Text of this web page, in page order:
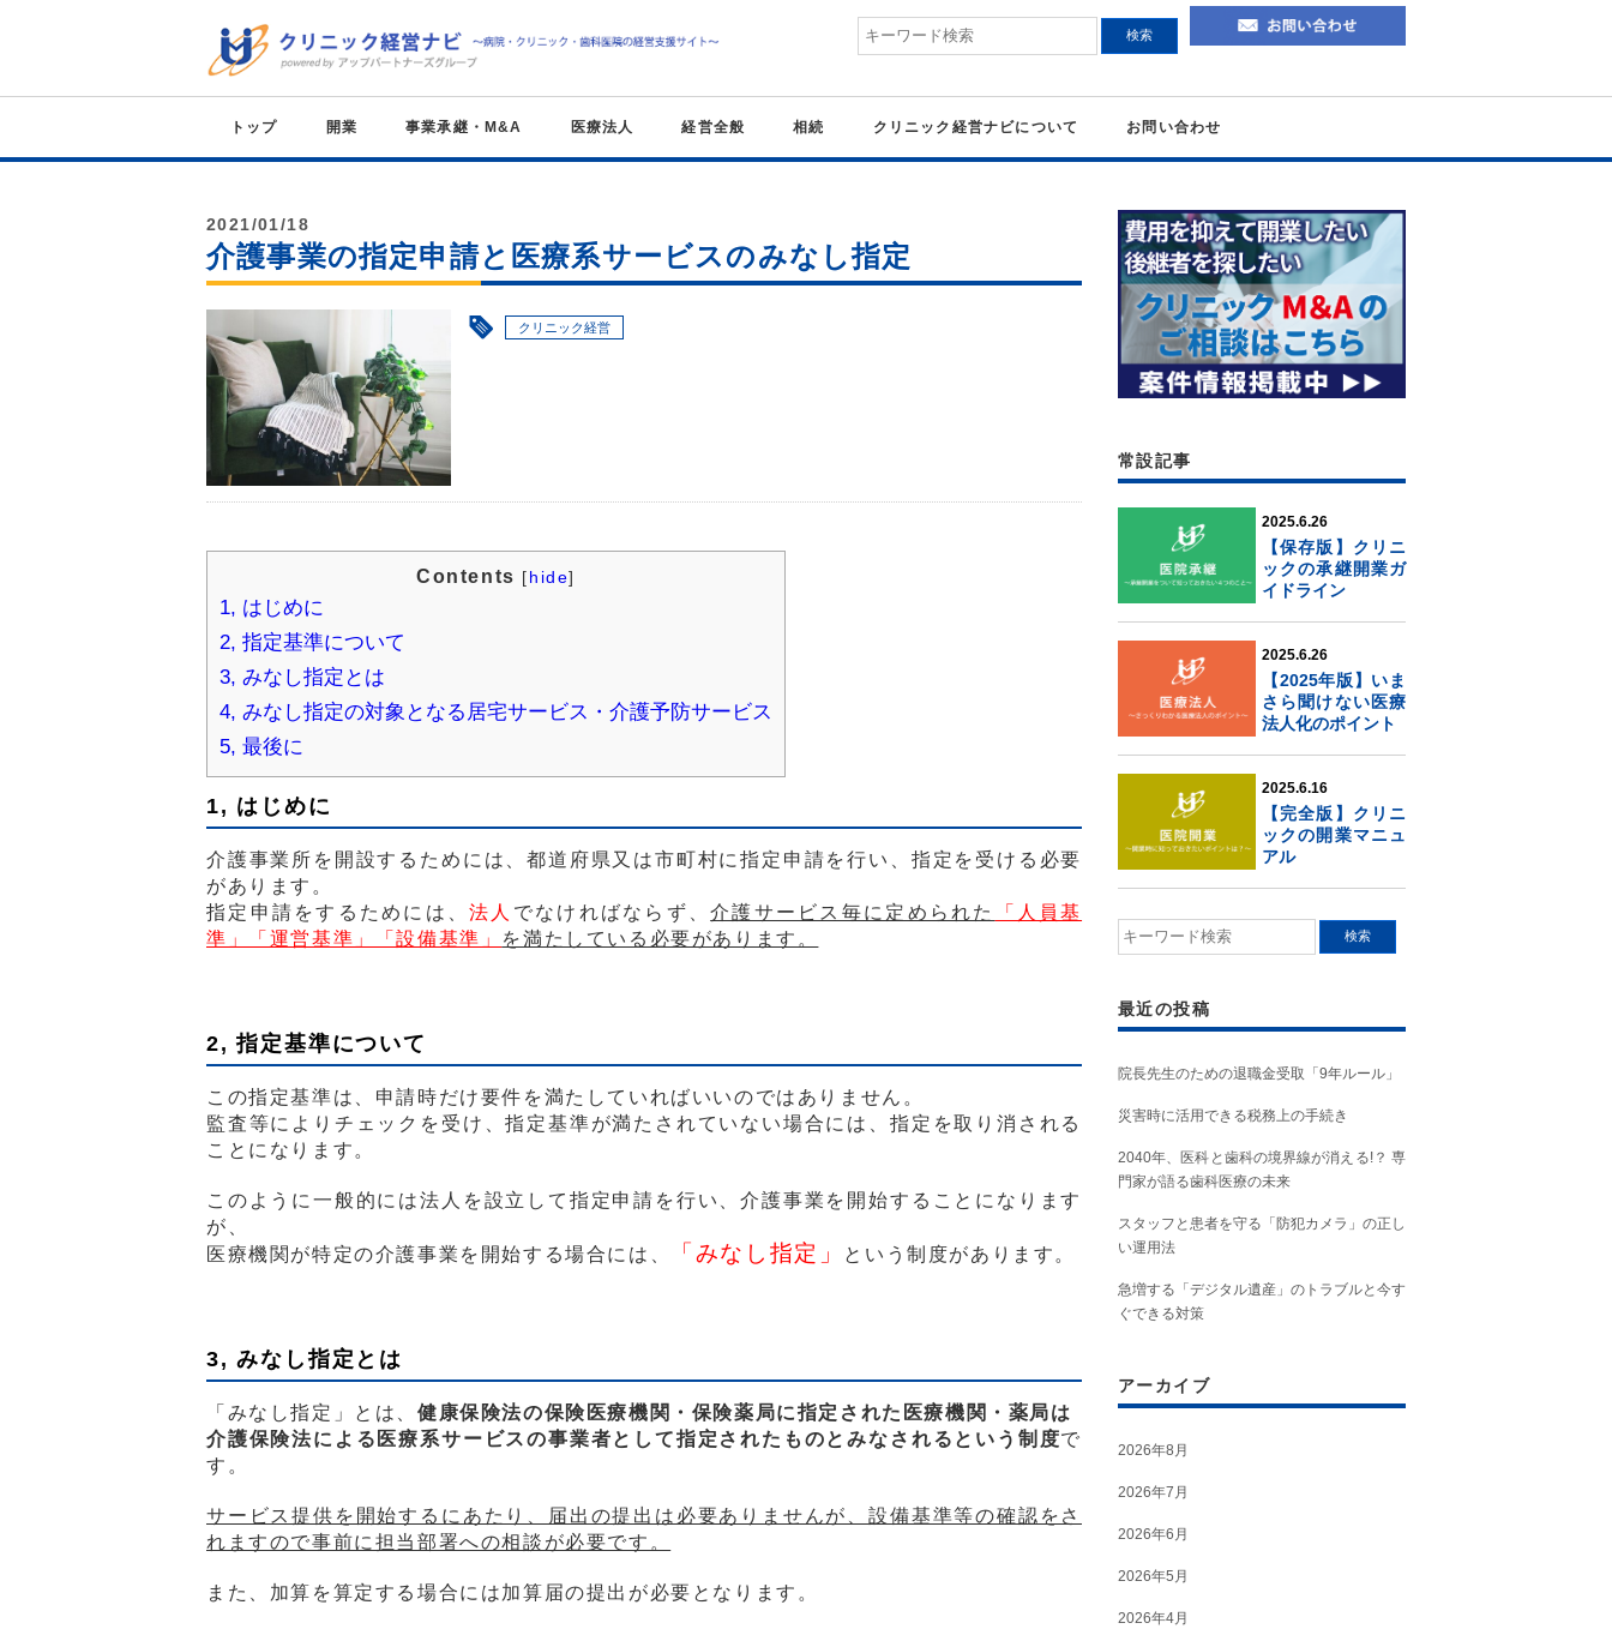
トップ 開業 事業承継・M&A 医療法人 経営全般 相続 クリニック経営ナビについて お問い合わせ
2021/01/18
介護事業の指定申請と医療系サービスのみなし指定
クリニック経営
Contents [hide]
1, はじめに
2, 指定基準について
3, みなし指定とは
4, みなし指定の対象となる居宅サービス・介護予防サービス
5, 最後に
1, はじめに
介護事業所を開設するためには、都道府県又は市町村に指定申請を行い、指定を受ける必要
があります。
指定申請をするためには、法人 でなければならず、介護サービス毎に定められた
「人員基
準」「運営基準」「設備基準」 を満たしている必要があります。
2, 指定基準について
この指定基準は、申請時だけ要件を満たしていればいいのではありません。
監査等によりチェックを受け、指定基準が満たされていない場合には、指定を取り消される
ことになります。
このように一般的には法人を設立して指定申請を行い、介護事業を開始することになります
が、
医療機関が特定の介護事業を開始する場合には、
「みなし指定」 という制度があります。
3, みなし指定とは
「みなし指定」とは、 健康保険法の保険医療機関・保険薬局に指定された医療機関・薬局は
介護保険法による医療系サービスの事業者として指定されたものとみなされるという制度で
す。
サービス提供を開始するにあたり、届出の提出は必要ありませんが、設備基準等の確認をさ
れますので事前に担当部署への相談が必要です。
また、加算を算定する場合には加算届の提出が必要となります。
常設記事
2025.6.26
【保存版】クリニ
ックの承継開業ガ
イドライン
2025.6.26
【2025年版】いま
さら聞けない医療
法人化のポイント
2025.6.16
【完全版】クリニ
ックの開業マニュ
アル
最近の投稿
院長先生のための退職金受取「9年ルール」
災害時に活用できる税務上の手続き
2040年、医科と歯科の境界線が消える!？ 専
門家が語る歯科医療の未来
スタッフと患者を守る「防犯カメラ」の正し
い運用法
急増する「デジタル遺産」のトラブルと今す
ぐできる対策
アーカイブ
2026年8月
2026年7月
2026年6月
2026年5月
2026年4月